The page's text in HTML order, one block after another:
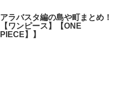
アラバスタ編の島や町まとめ！
【ワンピース】【ONE
PIECE】】